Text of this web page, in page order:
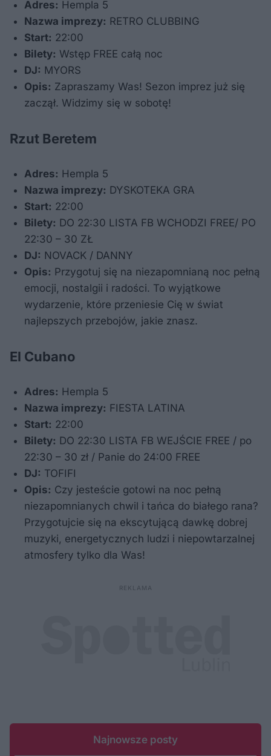
Adres: Hempla 5
Nazwa imprezy: RETRO CLUBBING
Start: 22:00
Bilety: Wstęp FREE całą noc
DJ: MYORS
Opis: Zapraszamy Was! Sezon imprez już się
zaczął. Widzimy się w sobotę!
Rzut Beretem
Adres: Hempla 5
Nazwa imprezy: DYSKOTEKA GRA
Start: 22:00
Bilety: DO 22:30 LISTA FB WCHODZI FREE/ PO
22:30 – 30 ZŁ
DJ: NOVACK / DANNY
Opis: Przygotuj się na niezapomnianą noc pełną
emocji, nostalgii i radości. To wyjątkowe
wydarzenie, które przeniesie Cię w świat
najlepszych przebojów, jakie znasz.
El Cubano
Adres: Hempla 5
Nazwa imprezy: FIESTA LATINA
Start: 22:00
Bilety: DO 22:30 LISTA FB WEJŚCIE FREE / po
22:30 – 30 zł / Panie do 24:00 FREE
DJ: TOFIFI
Opis: Czy jesteście gotowi na noc pełną
niezapomnianych chwil i tańca do białego rana?
Przygotujcie się na ekscytującą dawkę dobrej
muzyki, energetycznych ludzi i niepowtarzalnej
atmosfery tylko dla Was!
Najnowsze posty